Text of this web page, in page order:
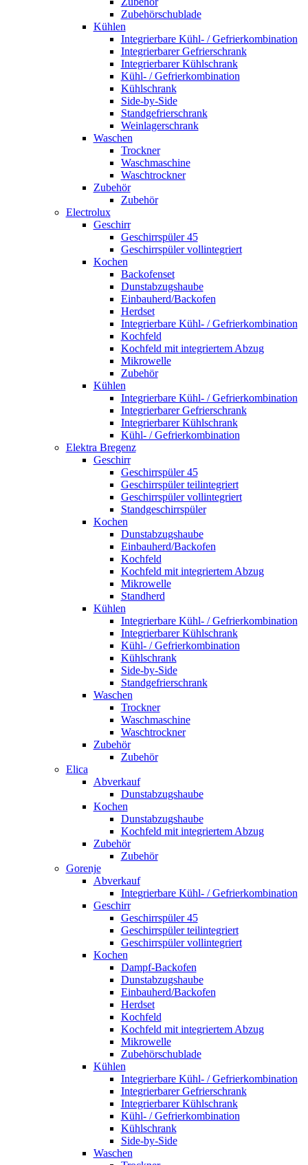
Zubehörschublade
Kühlen
Integrierbare Kühl- / Gefrierkombination
Integrierbarer Gefrierschrank
Integrierbarer Kühlschrank
Kühl- / Gefrierkombination
Kühlschrank
Side-by-Side
Standgefrierschrank
Weinlagerschrank
Waschen
Trockner
Waschmaschine
Waschtrockner
Zubehör
Zubehör
Electrolux
Geschirr
Geschirrspüler 45
Geschirrspüler vollintegriert
Kochen
Backofenset
Dunstabzugshaube
Einbauherd/Backofen
Herdset
Integrierbare Kühl- / Gefrierkombination
Kochfeld
Kochfeld mit integriertem Abzug
Mikrowelle
Zubehör
Kühlen
Integrierbare Kühl- / Gefrierkombination
Integrierbarer Gefrierschrank
Integrierbarer Kühlschrank
Kühl- / Gefrierkombination
Elektra Bregenz
Geschirr
Geschirrspüler 45
Geschirrspüler teilintegriert
Geschirrspüler vollintegriert
Standgeschirrspüler
Kochen
Dunstabzugshaube
Einbauherd/Backofen
Kochfeld
Kochfeld mit integriertem Abzug
Mikrowelle
Standherd
Kühlen
Integrierbare Kühl- / Gefrierkombination
Integrierbarer Kühlschrank
Kühl- / Gefrierkombination
Kühlschrank
Side-by-Side
Standgefrierschrank
Waschen
Trockner
Waschmaschine
Waschtrockner
Zubehör
Zubehör
Elica
Abverkauf
Dunstabzugshaube
Kochen
Dunstabzugshaube
Kochfeld mit integriertem Abzug
Zubehör
Zubehör
Gorenje
Abverkauf
Integrierbare Kühl- / Gefrierkombination
Geschirr
Geschirrspüler 45
Geschirrspüler teilintegriert
Geschirrspüler vollintegriert
Kochen
Dampf-Backofen
Dunstabzugshaube
Einbauherd/Backofen
Herdset
Kochfeld
Kochfeld mit integriertem Abzug
Mikrowelle
Zubehörschublade
Kühlen
Integrierbare Kühl- / Gefrierkombination
Integrierbarer Gefrierschrank
Integrierbarer Kühlschrank
Kühl- / Gefrierkombination
Kühlschrank
Side-by-Side
Waschen